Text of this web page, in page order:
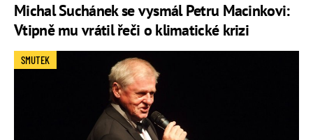
Michal Suchánek se vysmál Petru Macinkovi:
Vtipně mu vrátil řeči o klimatické krizi
SMUTEK